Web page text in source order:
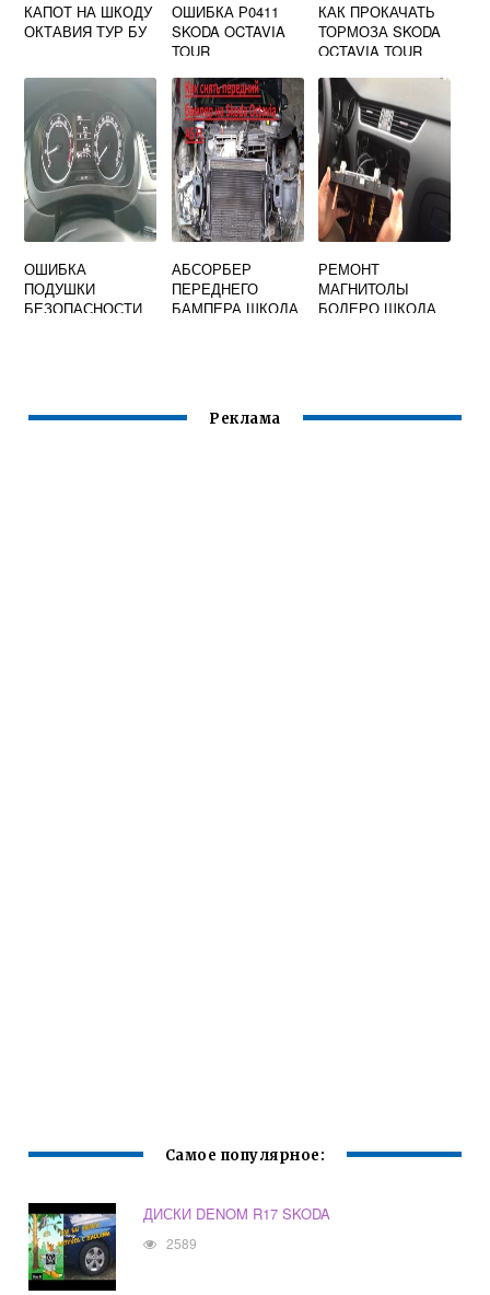
КАПОТ НА ШКОДУ
ОКТАВИЯ ТУР БУ
ОШИБКА Р0411
SKODA OCTAVIA
TOUR
КАК ПРОКАЧАТЬ
ТОРМОЗА SKODA
OCTAVIA TOUR
ОШИБКА
ПОДУШКИ
БЕЗОПАСНОСТИ
АБСОРБЕР
ПЕРЕДНЕГО
БАМПЕРА ШКОДА
РЕМОНТ
МАГНИТОЛЫ
БОЛЕРО ШКОДА
Реклама
Самое популярное:
ДИСКИ DENOM R17 SKODA
2589